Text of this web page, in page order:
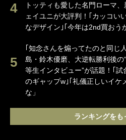
トッティも愛した名門ローマ、
ェイユニが大評判！｢カッコい
なデザイン｣｢今年は2nd買おう
｢知念さんを煽ってたのと同じ
島・鈴木優磨、大逆転勝利後の
等生インタビュー”が話題！｢試
のギャップw｣｢礼儀正しいイケ
な」
ランキングをも